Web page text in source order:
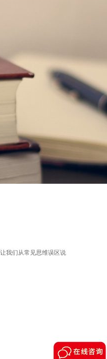
我们从常见思维误区说